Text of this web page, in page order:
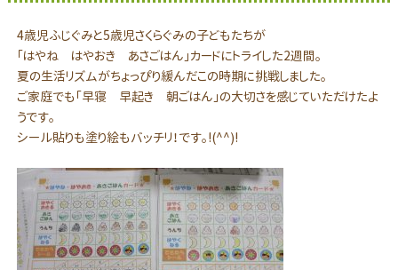
4歳児ふじぐみと5歳児さくらぐみの子どもたちが
「はやね はやおき あさごはん」カードにトライした2週間。
夏の生活リズムがちょっぴり緩んだこの時期に挑戦しました。
ご家庭でも「早寝 早起き 朝ごはん」の大切さを感じていただけたよ
うです。
シール貼りも塗り絵もバッチリ！です。!(^^)!